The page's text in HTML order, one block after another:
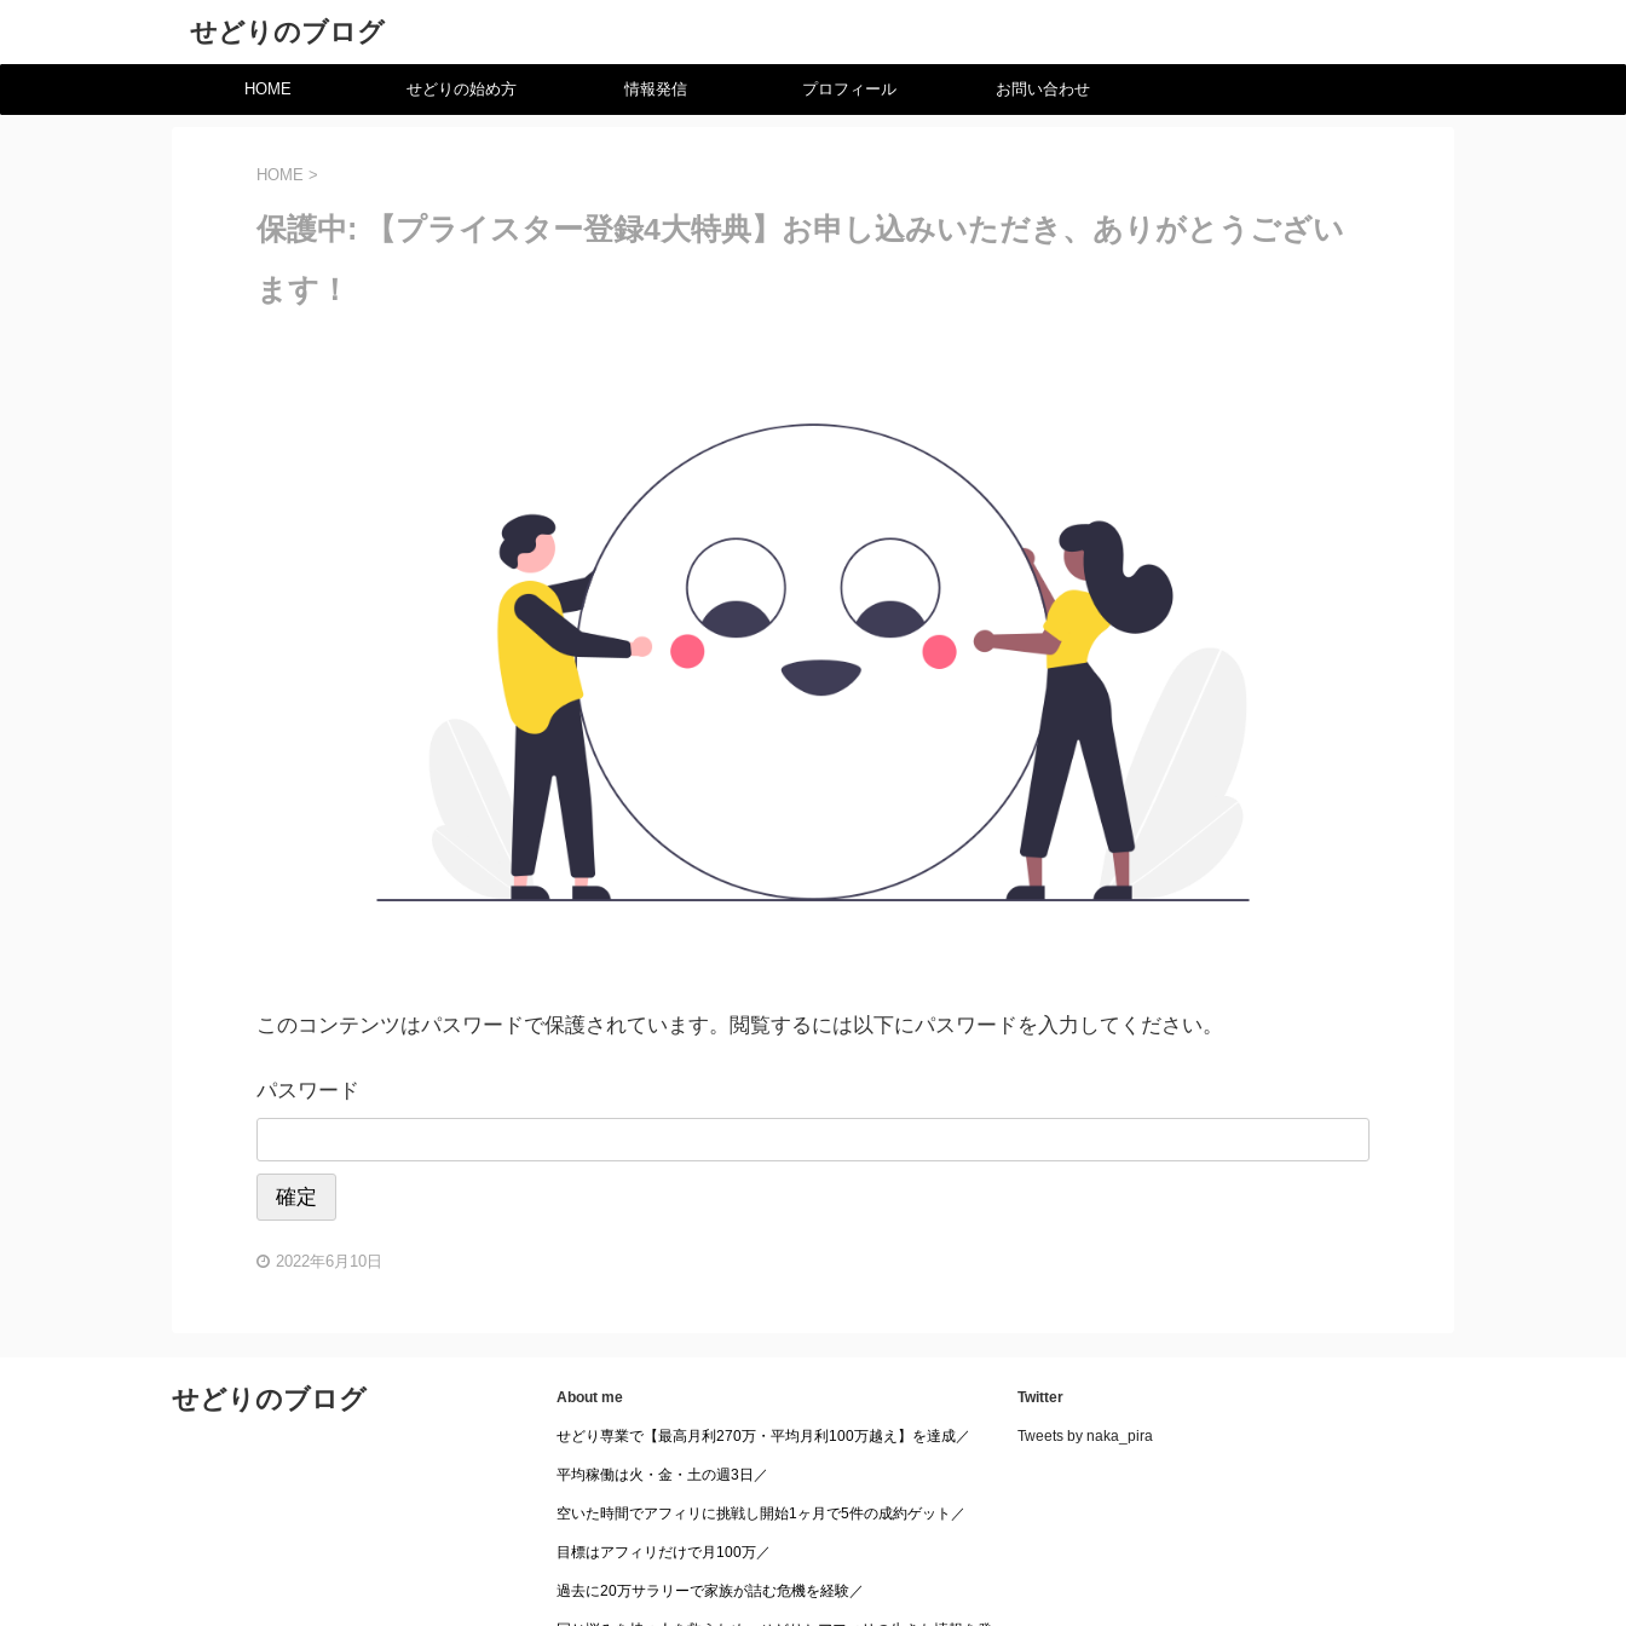
せどりのブログ
HOME せどりの始め方 情報発信 プロフィール お問い合わせ
HOME >
保護中: 【プライスター登録4大特典】お申し込みいただき、ありがとうござい
ます！
このコンテンツはパスワードで保護されています。閲覧するには以下にパスワードを入力してください。
パスワード
2022年6月10日
About me
せどり専業で【最高月利270万・平均月利100万越え】を達成／
平均稼働は火・金・土の週3日／
空いた時間でアフィリに挑戦し開始1ヶ月で5件の成約ゲット／
目標はアフィリだけで月100万／
過去に20万サラリーで家族が詰む危機を経験／
Twitter
Tweets by naka_pira
せどりのブログ